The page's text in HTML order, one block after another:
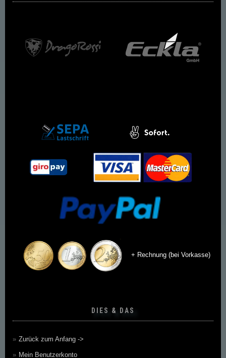
+ Rechnung (bei Vorkasse)
DIES & DAS
Zurück zum Anfang ->
Mein Benutzerkonto